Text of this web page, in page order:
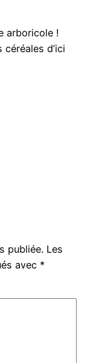
arboricole !
d’ici
publiée. Les
avec *